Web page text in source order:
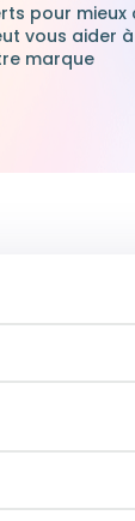
pour
vous aider
marque